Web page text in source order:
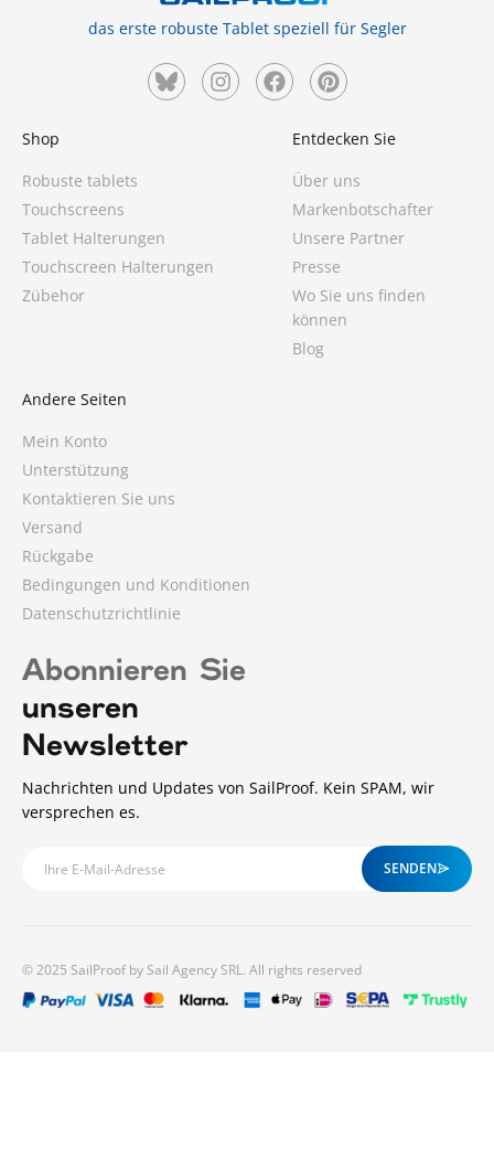
das erste robuste Tablet speziell für Segler
Shop
Robuste tablets
Touchscreens
Tablet Halterungen
Touchscreen Halterungen
Zübehor
Entdecken Sie
Über uns
Markenbotschafter
Unsere Partner
Presse
Wo Sie uns finden
können
Blog
Andere Seiten
Mein Konto
Unterstützung
Kontaktieren Sie uns
Versand
Rückgabe
Bedingungen und Konditionen
Datenschutzrichtlinie
Abonnieren Sie
unseren
Newsletter
Nachrichten und Updates von SailProof. Kein SPAM, wir
versprechen es.
SENDEN
© 2025 SailProof by Sail Agency SRL. All rights reserved